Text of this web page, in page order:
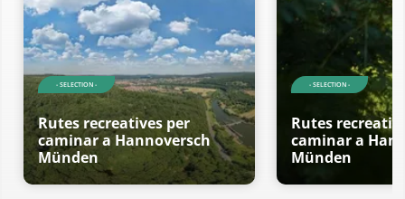
- SELECTION -
Rutes recreatives per
caminar a Hannoversch
Münden
- SELECTION -
Rutes
caminar a
Münden